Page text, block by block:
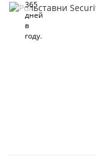
365
дней
в
году.